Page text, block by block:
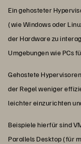
Ein gehosteter
(wie Windows oder
der Hardware zu
Umgebungen wie PCs
Gehostete
der Regel weniger
leichter einzurichten
Beispiele hierfür sind
Parallels Desktop (für